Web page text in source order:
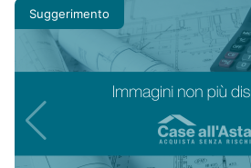
Suggerimento